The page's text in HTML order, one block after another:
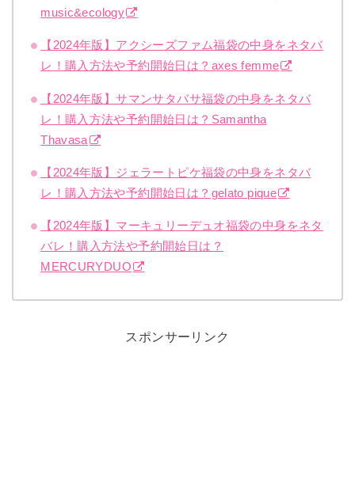
music&ecology
【2024年版】アクシーズファム福袋の中身をネタバ
レ！購入方法や予約開始日は？axes femme
【2024年版】サマンサタバサ福袋の中身をネタバ
レ！購入方法や予約開始日は？Samantha
Thavasa
【2024年版】ジェラートピケ福袋の中身をネタバ
レ！購入方法や予約開始日は？gelato pique
【2024年版】マーキュリーデュオ福袋の中身をネタ
バレ！購入方法や予約開始日は？
MERCURYDUO
スポンサーリンク